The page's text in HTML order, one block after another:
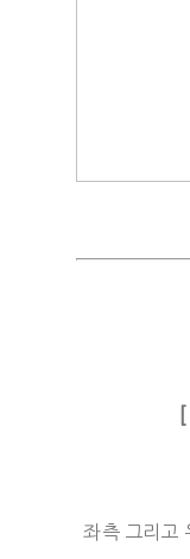
좌측 그리고